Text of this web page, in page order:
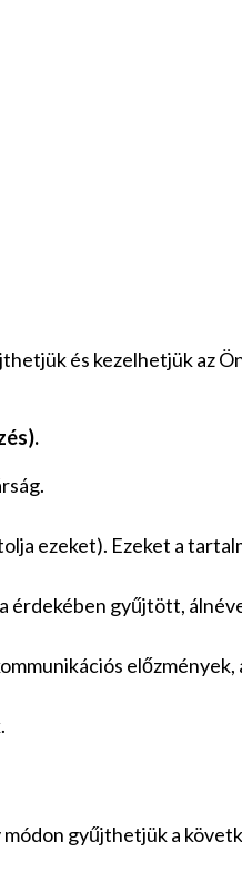
és kezelhetjük az
ezeket). Ezeket a
érdekében gyűjtött,
előzmények,
módon gyűjthetjük a